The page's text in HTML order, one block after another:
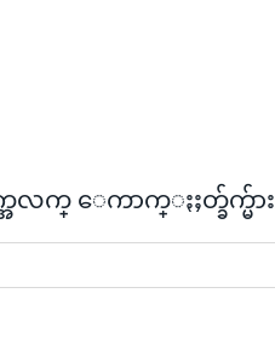
လက္ ေကာက္ႏႈတ္ခ်က္မ်ား